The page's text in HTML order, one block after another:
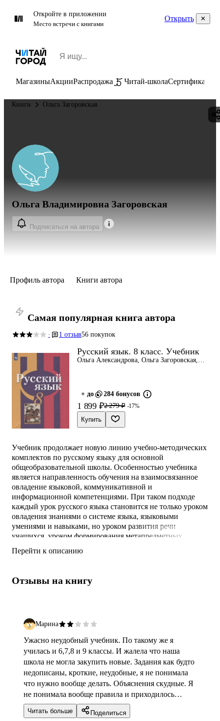
Откройте в приложении
Место встречи с книгами
Открыть
МагазиныАкцииРаспродажа Читай-школаСертификаты
Книги Ольга Загоровская
Ольга Владимировна Загоровская
Подписаться на автора
Профиль автора Книги автора
Самая популярная книга автора
· 1 отзыв56 покупок
Русский язык. 8 класс. Учебник
Ольга Александрова, Ольга Загоровская,
+ до 284 бонусов
1 899 ₽2 279 ₽ -17%
Купить
Учебник продолжает новую линию учебно-методических
комплектов по русскому языку для основной
общеобразовательной школы. Особенностью учебника
является направленность обучения на взаимосвязанное
овладение языковой, коммуникативной и
информационной компетенциями. При таком подходе
каждый урок русского языка становится не только уроком
овладения знаниями о системе языка, языковыми
умениями и навыками, но уроком развития речи
учащихся, уроком формирования метапредметных
Перейти к описанию
Отзывы на книгу
Марина
Ужасно неудобный учебник. По такому же я
училась и 6,7,8 и 9 классы. И жалела что наша
школа не могла закупить новые. Задания как будто
недописаны, кроткие, неудобные, я не понимала
что нужно вообще делать. Объяснения скудные. Я
не понимала вообще правила и приходилось
искать объяснения в интернете. Как будто учебник
не для школьников, а для учителей.
Читать больше Поделиться